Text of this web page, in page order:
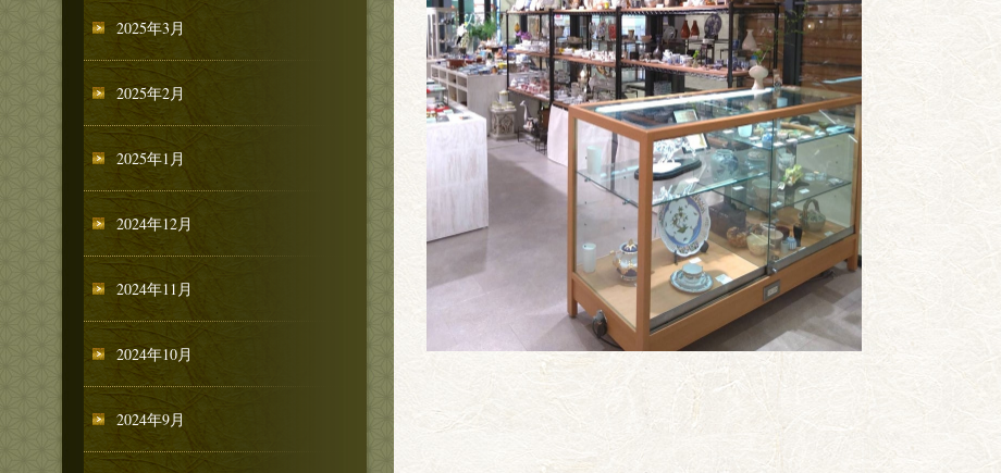
2025年3月
2025年2月
2025年1月
2024年12月
2024年11月
2024年10月
2024年9月